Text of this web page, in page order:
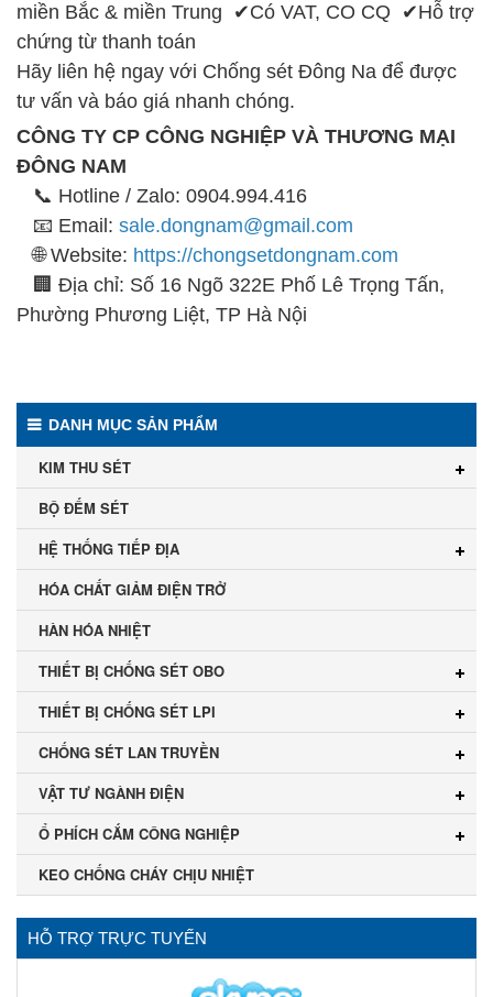
miền Bắc & miền Trung ✔Có VAT, CO CQ ✔Hỗ trợ
chứng từ thanh toán
Hãy liên hệ ngay với Chống sét Đông Na để được
tư vấn và báo giá nhanh chóng.
CÔNG TY CP CÔNG NGHIỆP VÀ THƯƠNG MẠI
ĐÔNG NAM
📞 Hotline / Zalo: 0904.994.416
📧 Email: sale.dongnam@gmail.com
🌐 Website: https://chongsetdongnam.com
🏢 Địa chỉ: Số 16 Ngõ 322E Phố Lê Trọng Tấn,
Phường Phương Liệt, TP Hà Nội
DANH MỤC SẢN PHẨM
KIM THU SÉT
BỘ ĐẾM SÉT
HỆ THỐNG TIẾP ĐỊA
HÓA CHẤT GIẢM ĐIỆN TRỞ
HÀN HÓA NHIỆT
THIẾT BỊ CHỐNG SÉT OBO
THIẾT BỊ CHỐNG SÉT LPI
CHỐNG SÉT LAN TRUYỀN
VẬT TƯ NGÀNH ĐIỆN
Ổ PHÍCH CẮM CÔNG NGHIỆP
KEO CHỐNG CHÁY CHỊU NHIỆT
HỖ TRỢ TRỰC TUYẾN